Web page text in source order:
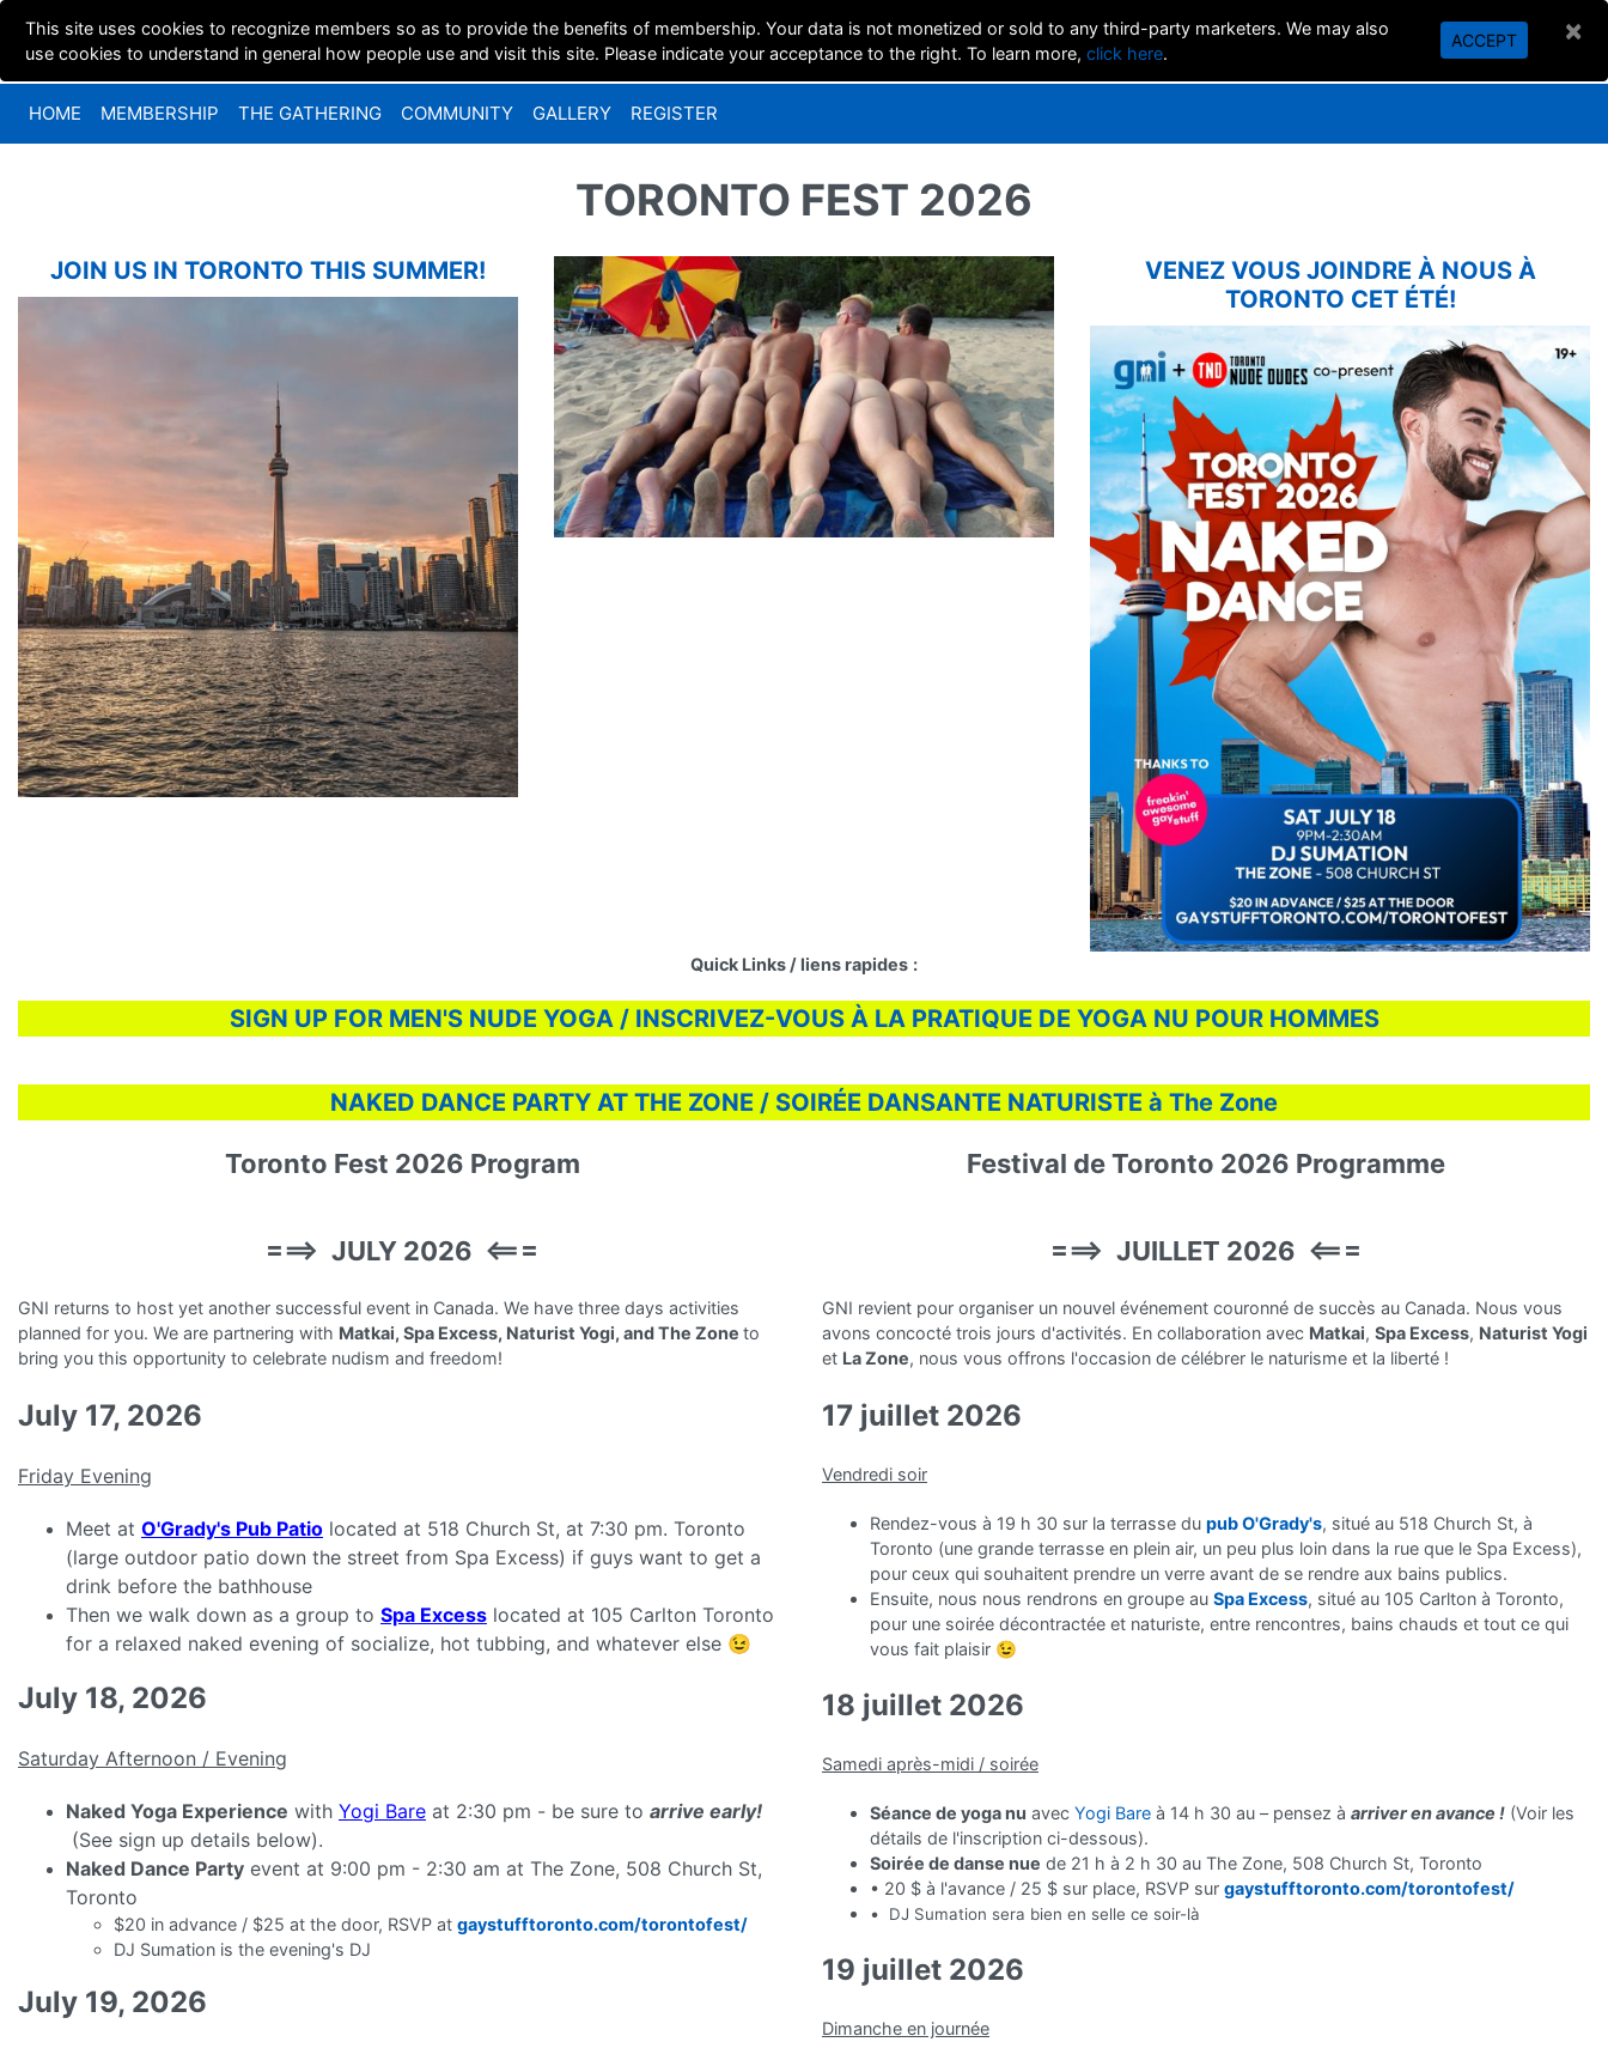
SEARCH
HOME MEMBERSHIP THE GATHERING COMMUNITY GALLERY REGISTER
TORONTO FEST 2026
JOIN US IN TORONTO THIS SUMMER!
VENEZ VOUS JOINDRE À NOUS À
TORONTO CET ÉTÉ!
Quick Links / liens rapides :
SIGN UP FOR MEN'S NUDE YOGA / INSCRIVEZ-VOUS À LA PRATIQUE DE YOGA NU POUR HOMMES
NAKED DANCE PARTY AT THE ZONE / SOIRÉE DANSANTE NATURISTE à The Zone
Toronto Fest 2026 Program Festival de Toronto 2026 Programme
===> JULY 2026 <===
GNI returns to host yet another successful event in Canada. We have three days activities
planned for you. We are partnering with Matkai, Spa Excess, Naturist Yogi, and The Zone to
bring you this opportunity to celebrate nudism and freedom!
July 17, 2026
Friday Evening
Meet at O'Grady's Pub Patio located at 518 Church St, at 7:30 pm. Toronto
(large outdoor patio down the street from Spa Excess) if guys want to get a
drink before the bathhouse
Then we walk down as a group to Spa Excess located at 105 Carlton Toronto
for a relaxed naked evening of socialize, hot tubbing, and whatever else 😉
July 18, 2026
Saturday Afternoon / Evening
Naked Yoga Experience with Yogi Bare at 2:30 pm - be sure to arrive early!
(See sign up details below).
Naked Dance Party event at 9:00 pm - 2:30 am at The Zone, 508 Church St,
Toronto
$20 in advance / $25 at the door, RSVP at gaystufftoronto.com/torontofest/
DJ Sumation is the evening's DJ
July 19, 2026
===> JUILLET 2026 <===
GNI revient pour organiser un nouvel événement couronné de succès au Canada. Nous vous
avons concocté trois jours d'activités. En collaboration avec Matkai, Spa Excess, Naturist Yogi
et La Zone, nous vous offrons l'occasion de célébrer le naturisme et la liberté !
17 juillet 2026
Vendredi soir
Rendez-vous à 19 h 30 sur la terrasse du pub O'Grady's, situé au 518 Church St, à
Toronto (une grande terrasse en plein air, un peu plus loin dans la rue que le Spa Excess),
pour ceux qui souhaitent prendre un verre avant de se rendre aux bains publics.
Ensuite, nous nous rendrons en groupe au Spa Excess, situé au 105 Carlton à Toronto,
pour une soirée décontractée et naturiste, entre rencontres, bains chauds et tout ce qui
vous fait plaisir 😉
18 juillet 2026
Samedi après-midi / soirée
Séance de yoga nu avec Yogi Bare à 14 h 30 au – pensez à arriver en avance ! (Voir les
détails de l'inscription ci-dessous).
Soirée de danse nue de 21 h à 2 h 30 au The Zone, 508 Church St, Toronto
• 20 $ à l'avance / 25 $ sur place, RSVP sur gaystufftoronto.com/torontofest/
• DJ Sumation sera bien en selle ce soir-là
19 juillet 2026
Dimanche en journée
This site uses cookies to recognize members so as to provide the benefits of membership. Your data is not monetized or sold to any third-party marketers. We may also
use cookies to understand in general how people use and visit this site. Please indicate your acceptance to the right. To learn more, click here.
ACCEPT ×